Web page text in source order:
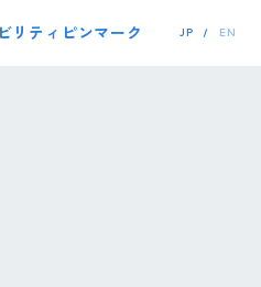
リティ ピンマーク JP EN